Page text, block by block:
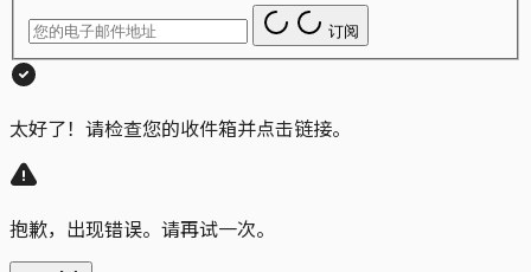
订阅
太好了！请检查您的收件箱并点击链接。
抱歉，出现错误。请再试一次。